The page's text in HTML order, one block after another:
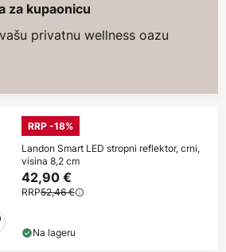
za kupaonicu
privatnu wellness oazu
RRP -18%
Landon Smart LED stropni reflektor, crni,
visina 8,2 cm
42,90 €
RRP52,46 €
Na lageru